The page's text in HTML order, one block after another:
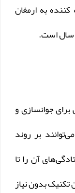
به ارمغان
برای جوانسازی و
بر روند
آن را تا
تکنیک بدون نیاز